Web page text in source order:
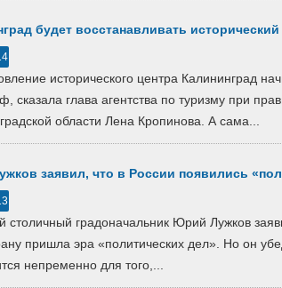
будет восстанавливать
исторического центра Калининград
сказала глава агентства по туризму при
области Лена Кропинова. А сама...
заявил, что в России появились
градоначальник Юрий Лужков
пришла эра «политических дел». Но он
непременно для того,...